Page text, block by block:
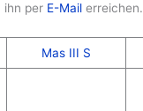
ihn per E-Mailerreichen.
Mas III S